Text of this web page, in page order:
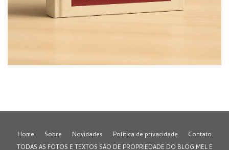
Home Sobre Novidades Política de privacidade
Contato
TODAS AS FOTOS E TEXTOS SÃO DE PROPRIEDADE DO BLOG MEL E